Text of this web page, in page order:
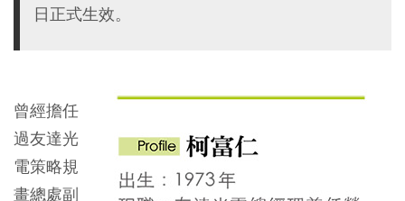
日正式生效。
曾經擔任
過友達光
電策略規
畫總處副